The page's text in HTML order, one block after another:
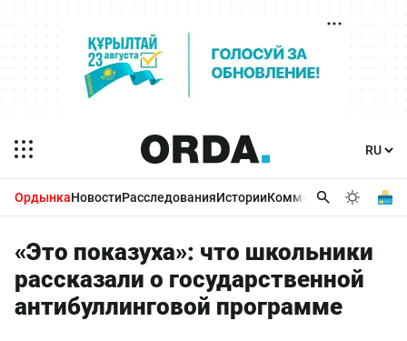
ОрдынкаНовостиРасследованияИсторииКомментарииБизнес
«Это показуха»: что школьники
рассказали о государственной
антибуллинговой программе